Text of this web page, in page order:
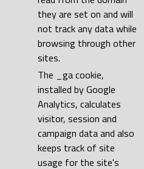
they are set on and will
not track any data while
browsing through other
sites.
The _ga cookie,
installed by Google
Analytics, calculates
visitor, session and
campaign data and also
keeps track of site
usage for the site's